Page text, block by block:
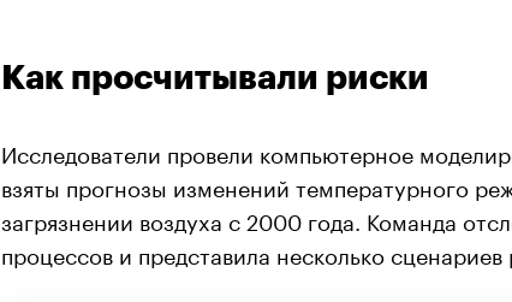
Как просчитывали риски
Исследователи провели компьютерное
взяты прогнозы изменений температурного
загрязнении воздуха с 2000 года. Команда
процессов и представила несколько сценариев